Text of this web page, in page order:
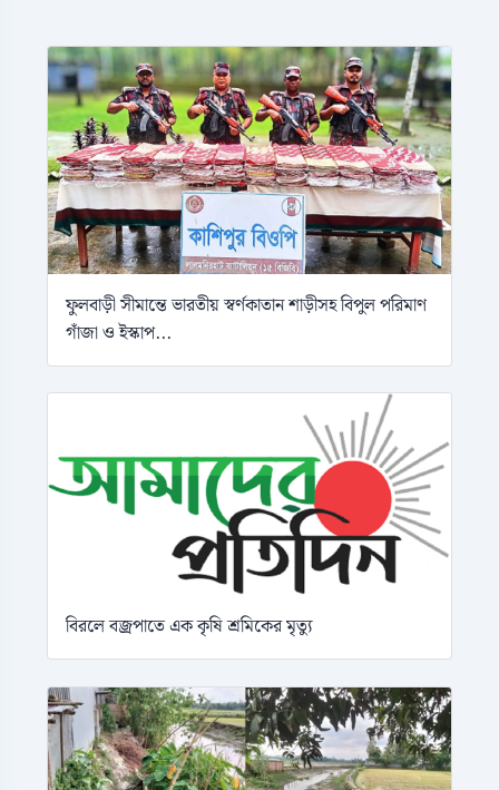
ফুলবাড়ী সীমান্তে ভারতীয় স্বর্ণকাতান শাড়ীসহ বিপুল পরিমাণ
গাঁজা ও ইস্কাপ...
বিরলে বজ্রপাতে এক কৃষি শ্রমিকের মৃত্যু